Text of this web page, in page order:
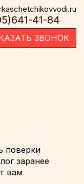
41-84
ЗВОНОК
поверки
заранее
вам